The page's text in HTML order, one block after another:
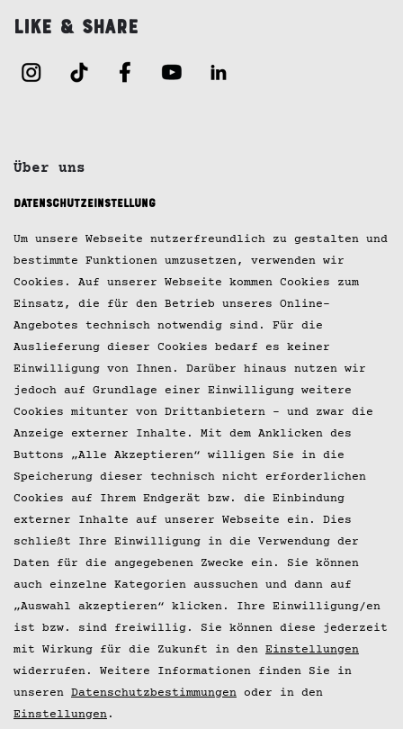
Like & Share
Über uns
Jobs
Kontakt
Impressum
Datenschutz
Presse
© 2026 Hobenköök GmbH
Datenschutzeinstellung
Um unsere Webseite nutzerfreundlich zu gestalten und
bestimmte Funktionen umzusetzen, verwenden wir
Cookies. Auf unserer Webseite kommen Cookies zum
Einsatz, die für den Betrieb unseres Online-
Angebotes technisch notwendig sind. Für die
Auslieferung dieser Cookies bedarf es keiner
Einwilligung von Ihnen. Darüber hinaus nutzen wir
jedoch auf Grundlage einer Einwilligung weitere
Cookies mitunter von Drittanbietern – und zwar die
Anzeige externer Inhalte. Mit dem Anklicken des
Buttons „Alle Akzeptieren“ willigen Sie in die
Speicherung dieser technisch nicht erforderlichen
Cookies auf Ihrem Endgerät bzw. die Einbindung
externer Inhalte auf unserer Webseite ein. Dies
schließt Ihre Einwilligung in die Verwendung der
Daten für die angegebenen Zwecke ein. Sie können
auch einzelne Kategorien aussuchen und dann auf
„Auswahl akzeptieren“ klicken. Ihre Einwilligung/en
ist bzw. sind freiwillig. Sie können diese jederzeit
mit Wirkung für die Zukunft in den Einstellungen
widerrufen. Weitere Informationen finden Sie in
unseren Datenschutzbestimmungen oder in den
Einstellungen .